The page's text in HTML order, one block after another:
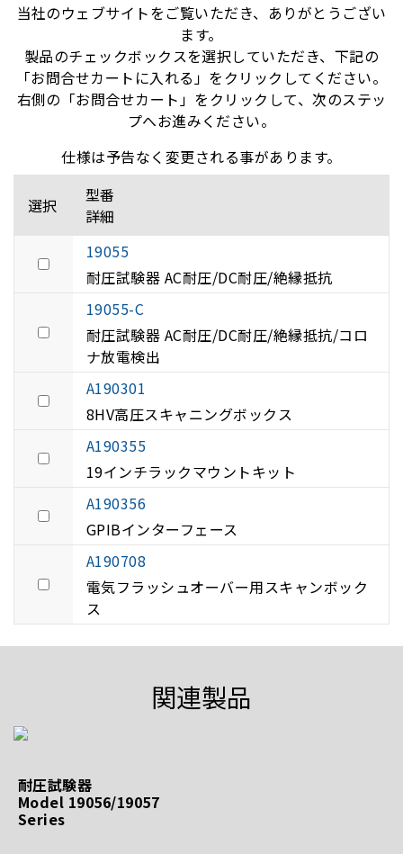
当社のウェブサイトをご覧いただき、ありがとうござい
ます。
製品のチェックボックスを選択していただき、下記の
「お問合せカートに入れる」をクリックしてください。
右側の「お問合せカート」をクリックして、次のステッ
プへお進みください。
仕様は予告なく変更される事があります。
選択
型番
詳細
19055
耐圧試験器 AC耐圧/DC耐圧/絶縁抵抗
19055-C
耐圧試験器 AC耐圧/DC耐圧/絶縁抵抗/コロ
ナ放電検出
A190301
8HV高圧スキャニングボックス
A190355
19インチラックマウントキット
A190356
GPIBインターフェース
A190708
電気フラッシュオーバー用スキャンボック
ス
関連製品
耐圧試験器
Model 19056/19057
Series